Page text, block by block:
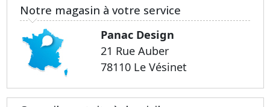
Notre magasin à votre service
Panac Design
21 Rue Auber
78110 Le Vésinet